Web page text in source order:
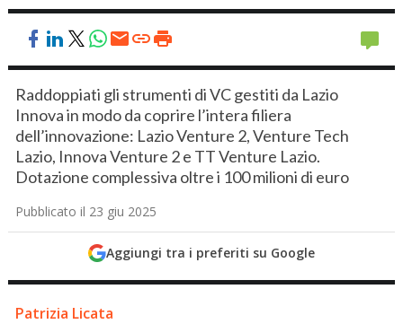
Raddoppiati gli strumenti di VC gestiti da Lazio
Innova in modo da coprire l’intera filiera
dell’innovazione: Lazio Venture 2, Venture Tech
Lazio, Innova Venture 2 e TT Venture Lazio.
Dotazione complessiva oltre i 100 milioni di euro
Pubblicato il 23 giu 2025
Aggiungi tra i preferiti su Google
Patrizia Licata